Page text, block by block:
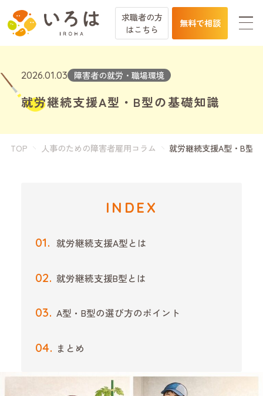
求職者の方
はこちら
無料で相談
2026.01.03 障害者の就労・職場環境
就労継続支援A型・B型の基礎知識
TOP 人事のための障害者雇用コラム 就労継続支援A型・B型
INDEX
就労継続支援A型とは
就労継続支援B型とは
A型・B型の選び方のポイント
まとめ